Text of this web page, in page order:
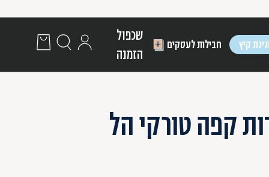
קיץ חבילות לעסקים
שכפול
הזמנה
יחידות קפה טורקי הל